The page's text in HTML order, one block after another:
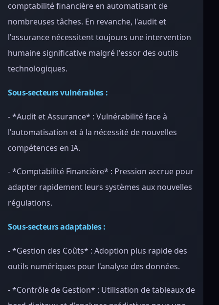
comptabilité financière en automatisant de
nombreuses tâches. En revanche, l'audit et
l'assurance nécessitent toujours une intervention
humaine significative malgré l'essor des outils
technologiques.
Sous-secteurs vulnérables :
- *Audit et Assurance* : Vulnérabilité face à
l'automatisation et à la nécessité de nouvelles
compétences en IA.
- *Comptabilité Financière* : Pression accrue pour
adapter rapidement leurs systèmes aux nouvelles
régulations.
Sous-secteurs adaptables :
- *Gestion des Coûts* : Adoption plus rapide des
outils numériques pour l'analyse des données.
- *Contrôle de Gestion* : Utilisation de tableaux de